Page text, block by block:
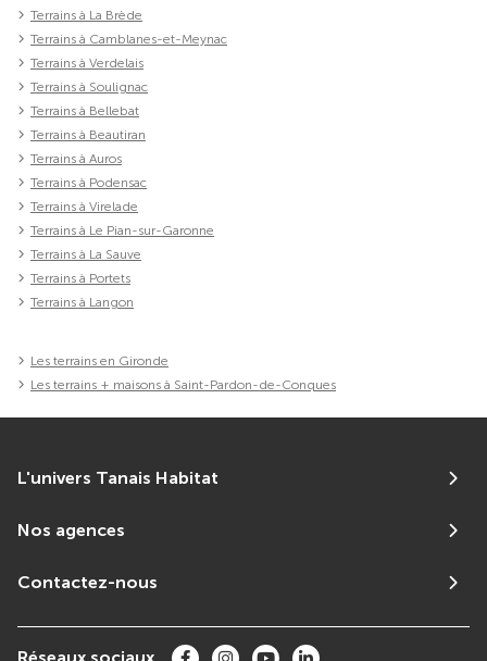
Terrains à La Brède
Terrains à Camblanes-et-Meynac
Terrains à Verdelais
Terrains à Soulignac
Terrains à Bellebat
Terrains à Beautiran
Terrains à Auros
Terrains à Podensac
Terrains à Virelade
Terrains à Le Pian-sur-Garonne
Terrains à La Sauve
Terrains à Portets
Terrains à Langon
Les terrains en Gironde
Les terrains + maisons à Saint-Pardon-de-Conques
L'univers Tanais Habitat
Nos agences
Contactez-nous